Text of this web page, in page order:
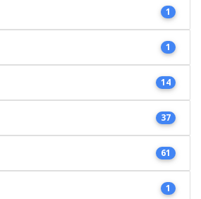
1
1
14
37
61
1